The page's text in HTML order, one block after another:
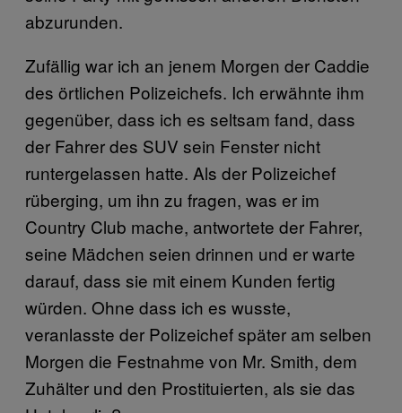
abzurunden.
Zufällig war ich an jenem Morgen der Caddie
des örtlichen Polizeichefs. Ich erwähnte ihm
gegenüber, dass ich es seltsam fand, dass
der Fahrer des SUV sein Fenster nicht
runtergelassen hatte. Als der Polizeichef
rüberging, um ihn zu fragen, was er im
Country Club mache, antwortete der Fahrer,
seine Mädchen seien drinnen und er warte
darauf, dass sie mit einem Kunden fertig
würden. Ohne dass ich es wusste,
veranlasste der Polizeichef später am selben
Morgen die Festnahme von Mr. Smith, dem
Zuhälter und den Prostituierten, als sie das